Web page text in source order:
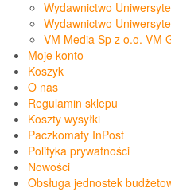
Wydawnictwo
Wydawnictwo
VM Media Sp z o.o. VM
Moje konto
Koszyk
O nas
Regulamin sklepu
Koszty wysyłki
Paczkomaty InPost
Polityka prywatności
Nowości
Obsługa jednostek